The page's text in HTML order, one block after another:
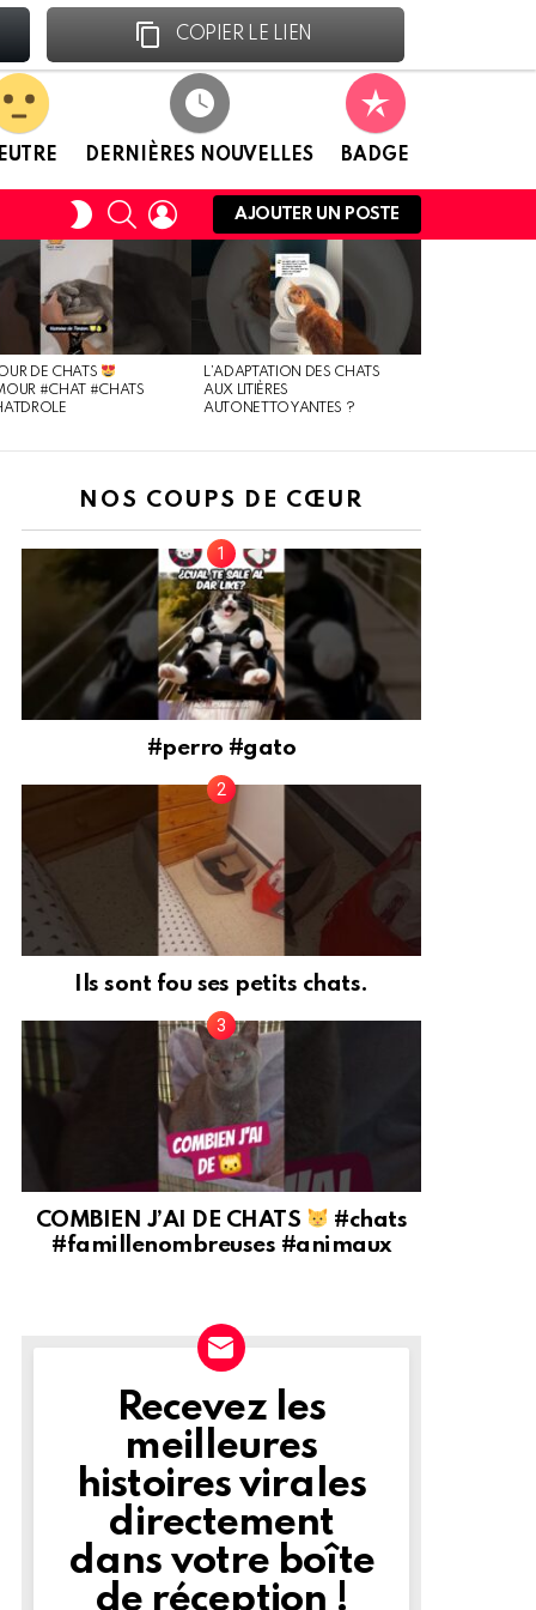
DERNIÈRES NOUVELLES BADGE
CHANGER
PEAU
RECHERCHECONNEXION
AJOUTER UN POSTE
DE CHATS
#CHAT #CHATS
L’ADAPTATION DES CHATS
AUX LITIÈRES
AUTONETTOYANTES ?
NOS COUPS DE CŒUR
#perro #gato
Ils sont fou ses petits chats.
COMBIEN J’AI DE CHATS
#chats
#famillenombreuses #animaux
NEWSLETTER
Recevez les
meilleures
histoires virales
directement
dans votre boîte
de réception !
COPIER LE LIEN